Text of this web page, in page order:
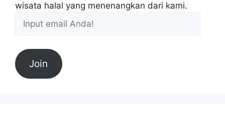
wisata halal yang menenangkan dari kami.
Join